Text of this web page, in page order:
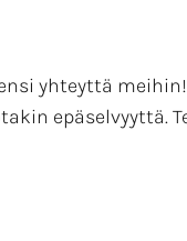
yhteyttä
epäselvyyttä.